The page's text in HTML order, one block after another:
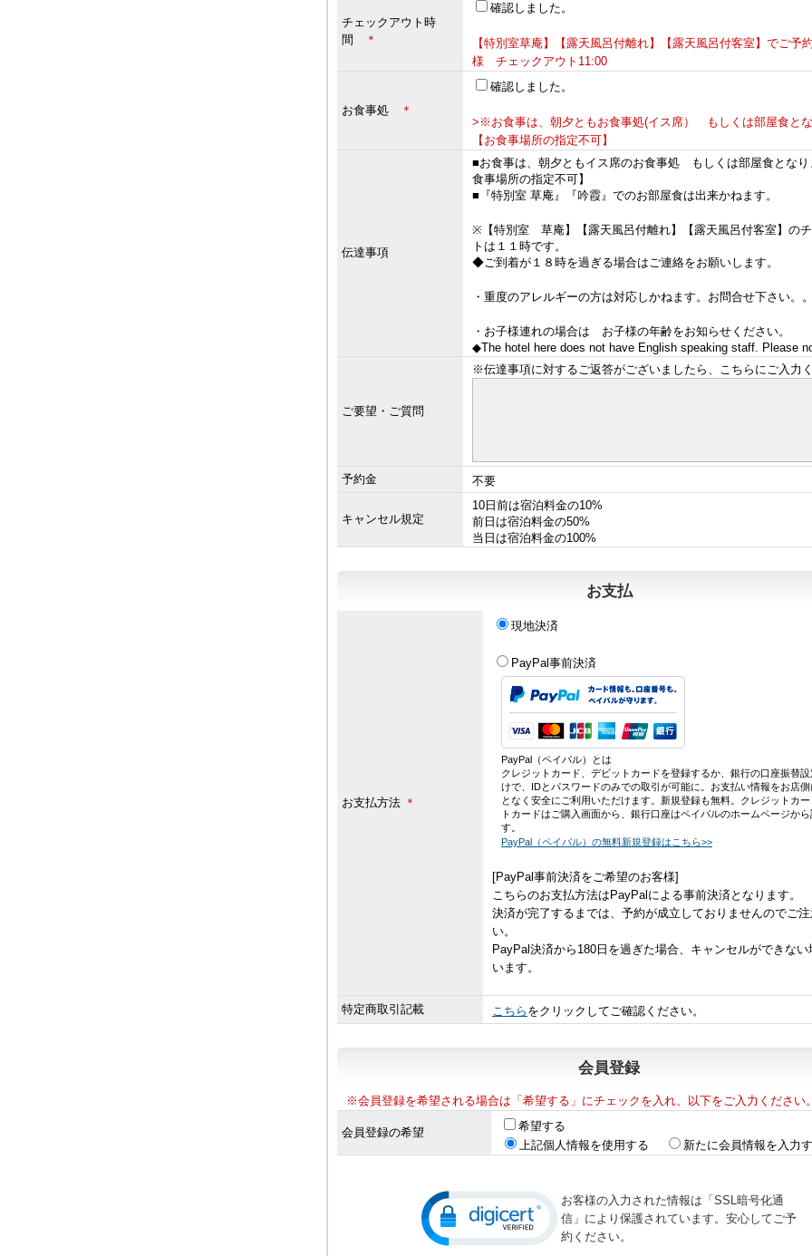
チェックアウト時
間
＊
確認しました。
【特別室草庵】【露天風呂付離れ】【露天風呂付客室】でご予
様 チェックアウト11:00
お食事処 ＊
確認しました。
>※お食事は、朝夕ともお食事処(イス席） もしくは部屋食とな
【お食事場所の指定不可】
伝達事項
■お食事は、朝夕ともイス席のお食事処 もしくは部屋食となり
食事場所の指定不可】
■『特別室 草庵』『吟霞』でのお部屋食は出来かねます。
※【特別室 草庵】【露天風呂付離れ】【露天風呂付客室】のチ
トは１１時です。
◆ご到着が１８時を過ぎる場合はご連絡をお願いします。
・重度のアレルギーの方は対応しかねます。お問合せ下さい。。
・お子様連れの場合は お子様の年齢をお知らせください。
◆The hotel here does not have English speaking staff. Please
ご要望・ご質問
※伝達事項に対するご返答がございましたら、こちらにご入力く
予約金 不要
キャンセル規定
10日前は宿泊料金の10%
前日は宿泊料金の50%
当日は宿泊料金の100%
お支払
お支払方法 ＊
現地決済
PayPal事前決済
PayPal（ペイパル）とは
クレジットカード、デビットカードを登録するか、銀行の口座振替
けで、IDとパスワードのみでの取引が可能に。お支払い情報をお店側
となく安全にご利用いただけます。新規登録も無料。クレジットカー
トカードはご購入画面から、銀行口座はペイパルのホームページから
す。
PayPal（ペイパル）の無料新規登録はこちら>>
[PayPal事前決済をご希望のお客様]
こちらのお支払方法はPayPalによる事前決済となります。
決済が完了するまでは、予約が成立しておりませんのでご注
い。
PayPal決済から180日を過ぎた場合、キャンセルができない
います。
特定商取引記載 こちら をクリックしてご確認ください。
会員登録
※会員登録を希望される場合は「希望する」にチェックを入れ、以下をご入力ください。
会員登録の希望
希望する
上記個人情報を使用する
新たに会員情報を入力
お客様の入力された情報は「SSL暗号化通
信」により保護されています。安心してご予
約ください。